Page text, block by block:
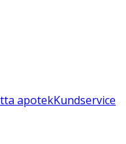
apotekKundservice